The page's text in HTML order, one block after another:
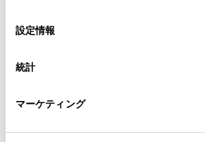
デバイスにすべてのCookie(クッキー)が
意したことになります。Cookie(クッキ
設定の変更、同意を撤回したりするにあ
「Cookie（クッキー）情報の取り扱いに
設定情報
統計
マーケティング
必須 ご希望の連絡方法
Eメール